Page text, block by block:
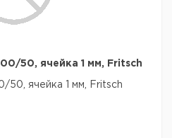
50, ячейка 1 мм, Fritsch
50, ячейка 1 мм, Fritsch